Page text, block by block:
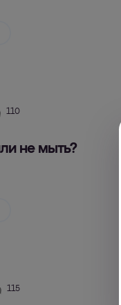
110
не мыть?
115